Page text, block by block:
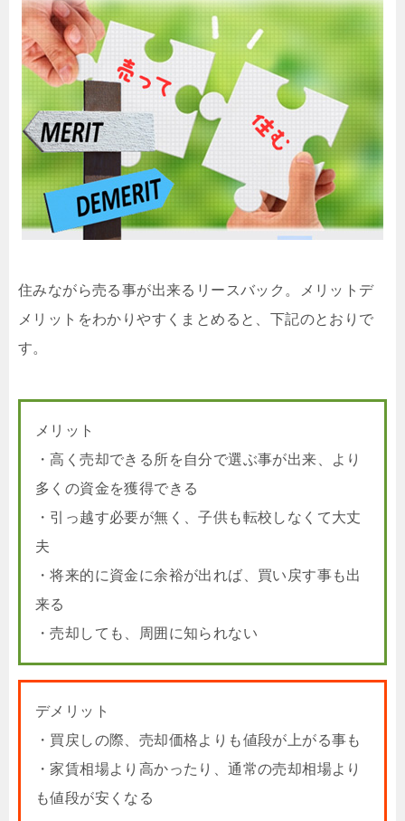
住みながら売る事が出来るリースバック。メリットデ
メリットをわかりやすくまとめると、下記のとおりで
す。
メリット
・高く売却できる所を自分で選ぶ事が出来、より
多くの資金を獲得できる
・引っ越す必要が無く、子供も転校しなくて大丈
夫
・将来的に資金に余裕が出れば、買い戻す事も出
来る
・売却しても、周囲に知られない
デメリット
・買戻しの際、売却価格よりも値段が上がる事も
・家賃相場より高かったり、通常の売却相場より
も値段が安くなる